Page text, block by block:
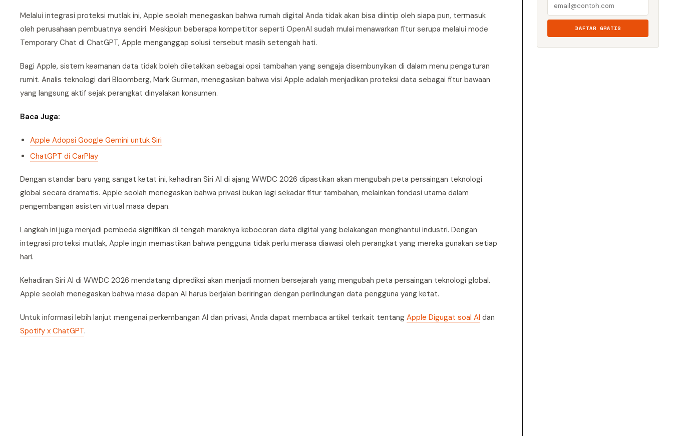
Melalui integrasi proteksi mutlak ini, Apple seolah menegaskan bahwa rumah digital Anda tidak akan bisa diintip oleh siapa pun, termasuk
oleh perusahaan pembuatnya sendiri. Meskipun beberapa kompetitor seperti OpenAI sudah mulai menawarkan fitur serupa melalui mode
Temporary Chat di ChatGPT, Apple menganggap solusi tersebut masih setengah hati.
Bagi Apple, sistem keamanan data tidak boleh diletakkan sebagai opsi tambahan yang sengaja disembunyikan di dalam menu pengaturan
rumit. Analis teknologi dari Bloomberg, Mark Gurman, menegaskan bahwa visi Apple adalah menjadikan proteksi data sebagai fitur bawaan
yang langsung aktif sejak perangkat dinyalakan konsumen.
Baca Juga:
Apple Adopsi Google Gemini untuk Siri
ChatGPT di CarPlay
Dengan standar baru yang sangat ketat ini, kehadiran Siri AI di ajang WWDC 2026 dipastikan akan mengubah peta persaingan teknologi
global secara dramatis. Apple seolah menegaskan bahwa privasi bukan lagi sekadar fitur tambahan, melainkan fondasi utama dalam
pengembangan asisten virtual masa depan.
Langkah ini juga menjadi pembeda signifikan di tengah maraknya kebocoran data digital yang belakangan menghantui industri. Dengan
integrasi proteksi mutlak, Apple ingin memastikan bahwa pengguna tidak perlu merasa diawasi oleh perangkat yang mereka gunakan setiap
hari.
Kehadiran Siri AI di WWDC 2026 mendatang diprediksi akan menjadi momen bersejarah yang mengubah peta persaingan teknologi global.
Apple seolah menegaskan bahwa masa depan AI harus berjalan beriringan dengan perlindungan data pengguna yang ketat.
Untuk informasi lebih lanjut mengenai perkembangan AI dan privasi, Anda dapat membaca artikel terkait tentang Apple Digugat soal AI dan
Spotify x ChatGPT.
DAFTAR GRATIS